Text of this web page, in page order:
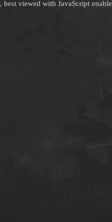
, best viewed with JavaScript